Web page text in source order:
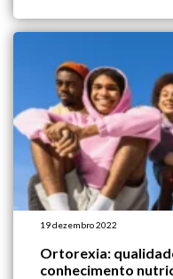
19 dezembro 2022
Ortorexia:
conhecimento